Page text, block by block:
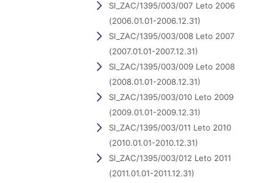
SI_ZAC/1395/003/007 Leto 2006
(2006.01.01-2006.12.31)
SI_ZAC/1395/003/008 Leto 2007
(2007.01.01-2007.12.31)
SI_ZAC/1395/003/009 Leto 2008
(2008.01.01-2008.12.31)
SI_ZAC/1395/003/010 Leto 2009
(2009.01.01-2009.12.31)
SI_ZAC/1395/003/011 Leto 2010
(2010.01.01-2010.12.31)
SI_ZAC/1395/003/012 Leto 2011
(2011.01.01-2011.12.31)